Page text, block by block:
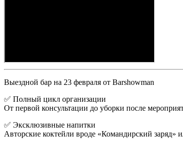
Выездной бар на 23 февраля от Barshowman
✅ Полный цикл организации
От первой консультации до уборки после
✅ Эксклюзивные напитки
Авторские коктейли вроде «Командирский заряд»